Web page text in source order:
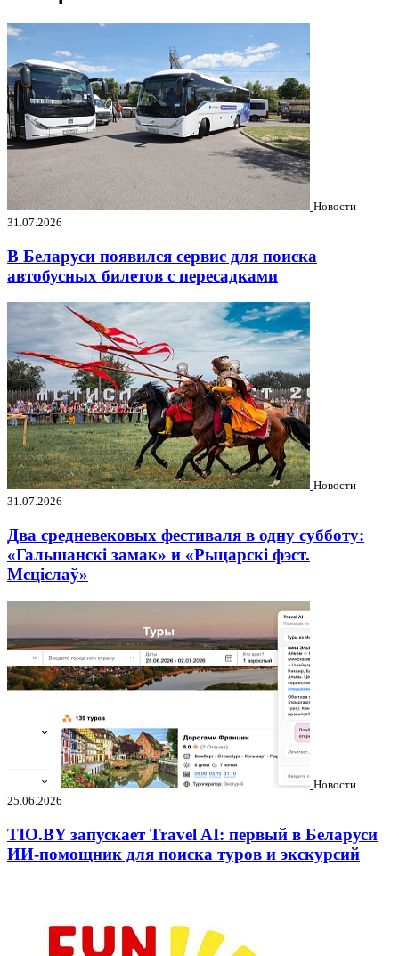
Новости
31.07.2026
В Беларуси появился сервис для поиска
автобусных билетов с пересадками
Новости
31.07.2026
Два средневековых фестиваля в одну субботу:
«Гальшанскі замак» и «Рыцарскі фэст.
Мсціслаў»
Новости
25.06.2026
TIO.BY запускает Travel AI: первый в Беларуси
ИИ-помощник для поиска туров и экскурсий